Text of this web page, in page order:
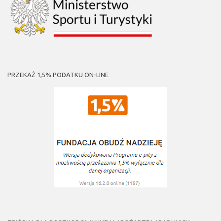
PRZEKAŻ 1,5% PODATKU ON-LINE